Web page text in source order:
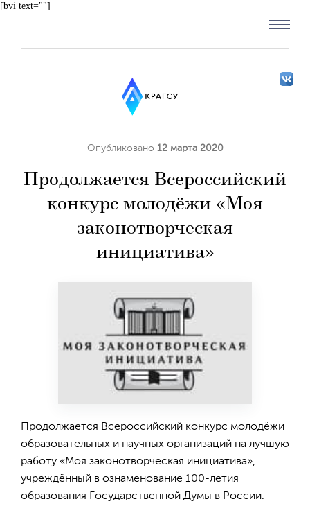
[bvi text=""]
Опубликовано 12 марта 2020
Продолжается Всероссийский
конкурс молодёжи «Моя
законотворческая
инициатива»
Продолжается Всероссийский конкурс молодёжи
образовательных и научных организаций на лучшую
работу «Моя законотворческая инициатива»,
учреждённый в ознаменование 100-летия
образования Государственной Думы в России.